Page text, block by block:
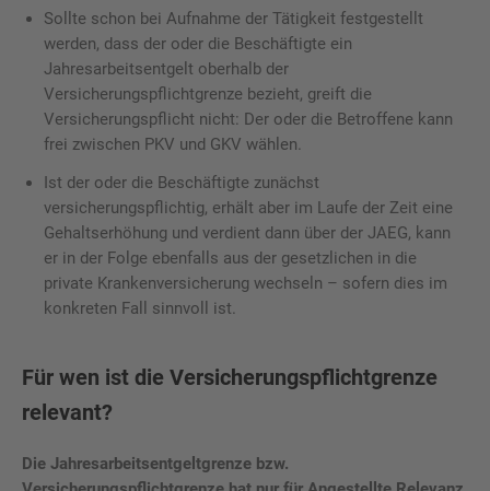
Sollte schon bei Aufnahme der Tätigkeit festgestellt
werden, dass der oder die Beschäftigte ein
Jahresarbeitsentgelt oberhalb der
Versicherungspflichtgrenze bezieht, greift die
Versicherungspflicht nicht: Der oder die Betroffene kann
frei zwischen PKV und GKV wählen.
Ist der oder die Beschäftigte zunächst
versicherungspflichtig, erhält aber im Laufe der Zeit eine
Gehaltserhöhung und verdient dann über der JAEG, kann
er in der Folge ebenfalls aus der gesetzlichen in die
private Krankenversicherung wechseln – sofern dies im
konkreten Fall sinnvoll ist.
Für wen ist die Versicherungspflichtgrenze
relevant?
Die Jahresarbeitsentgeltgrenze bzw.